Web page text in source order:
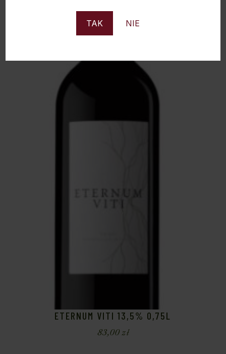
TAK NIE
ETERNUM VITI 13,5% 0,75L
83,00zł